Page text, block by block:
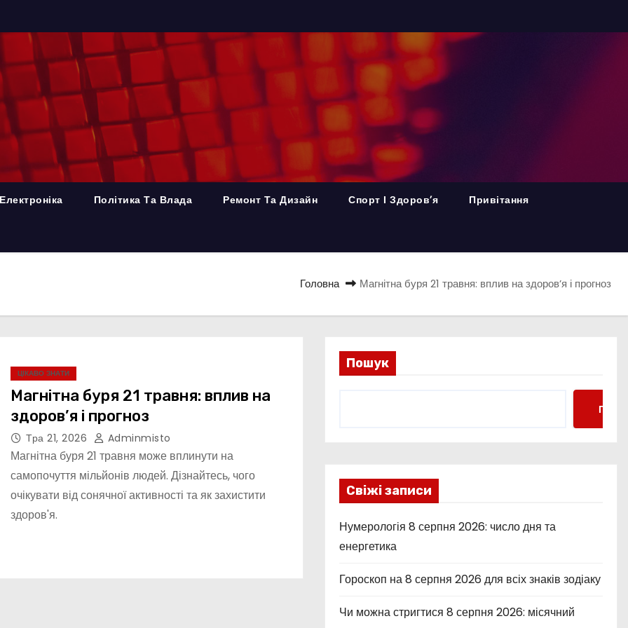
Електроніка Політика Та Влада Ремонт Та Дизайн Спорт І Здоров’я Привітання
Головна Магнітна буря 21 травня: вплив на здоров’я і прогноз
ЦІКАВО ЗНАТИ
Магнітна буря 21 травня: вплив на
здоров’я і прогноз
Тра 21, 2026 Adminmisto
Магнітна буря 21 травня може вплинути на
самопочуття мільйонів людей. Дізнайтесь, чого
очікувати від сонячної активності та як захистити
здоров'я.
Пошук
Свіжі записи
Нумерологія 8 серпня 2026: число дня та
енергетика
Гороскоп на 8 серпня 2026 для всіх знаків зодіаку
Чи можна стригтися 8 серпня 2026: місячний